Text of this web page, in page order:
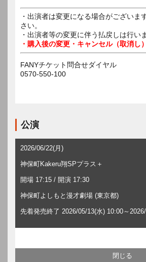
・出演者は変更になる場合がございま
さい。
・出演者等の変更に伴う払戻しは行い
・購入後の変更・キャンセル（取消し
FANYチケット問合せダイヤル
0570-550-100
公演
2026/06/22(月)
神保町Kakeru翔SPプラス＋
開場 17:15 / 開演 17:30
神保町よしもと漫才劇場 (東京都)
先着発売終了 2026/05/13(水) 10:00～